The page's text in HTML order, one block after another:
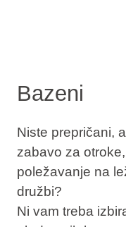
Bazeni
Niste prepričani,
zabavo za
poležavanje na
družbi?
Ni vam treba